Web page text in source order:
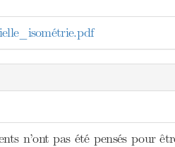
n’ont pas été pensés pour